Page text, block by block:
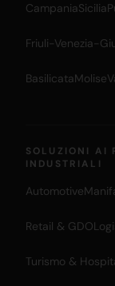
CampaniaSicilia
Friuli-Venezia-
BasilicataMolise
SOLUZIONI AI
INDUSTRIALI
Automotive
Retail & GDO
Turismo &